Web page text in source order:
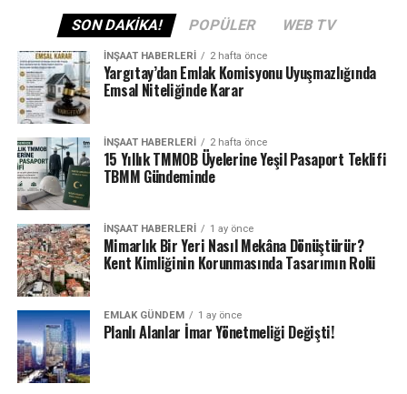
çeşitli sorunlar için usta temini, bina bakımı ve onarımı,
yasal işlemler, muhasebe ve finansal işlemler, asansör
bakımı, bahçe bakımı, otopark yönetimi, sigorta
işlemleri ve apartman sakinlerine iletişim ve
bilgilendirme yapıldığını anımsatan Mert Can Yılmaz,
apartman sakinlerinin hizmet alacakları yönetim
şirketlerinin; mutlaka deneyim ve referanslarına,
hizmetlerinin kapsamına, maliyetlerine, yönetim
tarzına, apartman sakinleriyle iletişimine yönelik
araştırma yapmaları gerektiğine dikkat çekti.
Yılmaz, hizmet alımı yöntemi ile personel teminini
Adana’nın yanı sıra Hatay, Isparta, Balıkesir, Aydın ve
Eskişehir’de gerçekleştirdiklerini şu an için Diyanet Vakfı
ile Aile Sağlığı Merkezleri’ne hizmet sağladıklarını
sözlerine ekledi.
“Temizlik personeline büyük ihtiyaç var”
SON DAKIKA! POPÜLER WEB TV
İNŞAAT HABERLERI 2 hafta önce
Yargıtay’dan Emlak Komisyonu Uyuşmazlığında
Emsal Niteliğinde Karar
İNŞAAT HABERLERI 2 hafta önce
15 Yıllık TMMOB Üyelerine Yeşil Pasaport Teklifi
TBMM Gündeminde
İNŞAAT HABERLERI 1 ay önce
Mimarlık Bir Yeri Nasıl Mekâna Dönüştürür?
Kent Kimliğinin Korunmasında Tasarımın Rolü
EMLAK GÜNDEM 1 ay önce
Planlı Alanlar İmar Yönetmeliği Değişti!